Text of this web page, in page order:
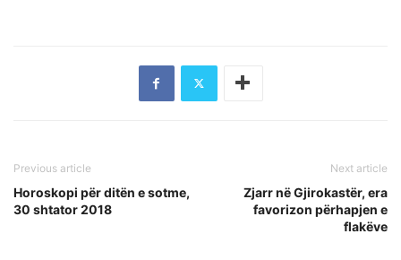
Previous article
Horoskopi për ditën e sotme,
30 shtator 2018
Next article
Zjarr në Gjirokastër, era
favorizon përhapjen e
flakëve